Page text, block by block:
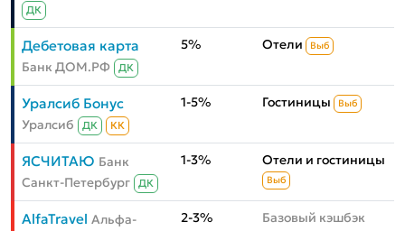
ДК
Дебетовая карта
Банк ДОМ.РФ ДК
5% Отели Выб
Уралсиб Бонус
Уралсиб ДК КК
1-5% Гостиницы Выб
ЯСЧИТАЮ Банк
Санкт-Петербург
ДК
1-3% Отели и гостиницы
Выб
AlfaTravel Альфа- 2-3% Базовый кэшбэк